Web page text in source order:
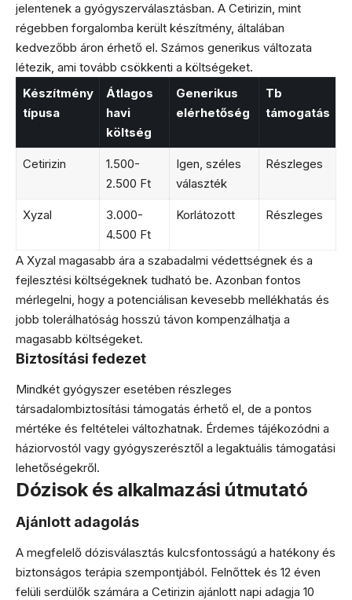
jelentenek a gyógyszerválasztásban. A Cetirizin, mint
régebben forgalomba került készítmény, általában
kedvezőbb áron érhető el. Számos generikus változata
létezik, ami tovább csökkenti a költségeket.
Készítmény
típusa
Átlagos
havi
költség
Generikus
elérhetőség
Tb
támogatás
Cetirizin
1.500-
2.500 Ft
Igen, széles
választék
Részleges
Xyzal
3.000-
4.500 Ft
Korlátozott Részleges
A Xyzal magasabb ára a szabadalmi védettségnek és a
fejlesztési költségeknek tudható be. Azonban fontos
mérlegelni, hogy a potenciálisan kevesebb mellékhatás és
jobb tolerálhatóság hosszú távon kompenzálhatja a
magasabb költségeket.
Biztosítási fedezet
Mindkét gyógyszer esetében részleges
társadalombiztosítási támogatás érhető el, de a pontos
mértéke és feltételei változhatnak. Érdemes tájékozódni a
háziorvostól vagy gyógyszerésztől a legaktuális támogatási
lehetőségekről.
Dózisok és alkalmazási útmutató
Ajánlott adagolás
A megfelelő dózisválasztás kulcsfontosságú a hatékony és
biztonságos terápia szempontjából. Felnőttek és 12 éven
felüli serdülők számára a Cetirizin ajánlott napi adagja 10